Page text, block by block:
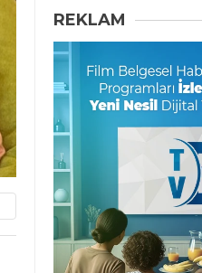
REKLAM